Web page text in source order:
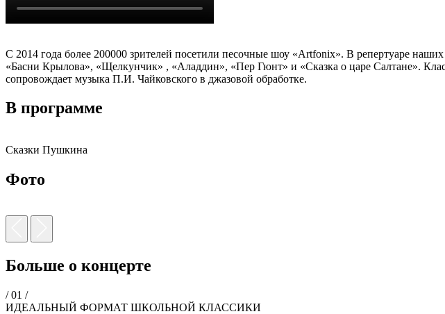
С 2014 года более 200000 зрителей посетили песочные шоу «Artfonix». В репертуаре
«Басни Крылова», «Щелкунчик» , «Аладдин», «Пер Гюнт» и «Сказка о царе Салтане».
сопровождает музыка П.И. Чайковского в джазовой обработке.
В программе
Сказки Пушкина
Фото
Больше о концерте
/ 01 /
ИДЕАЛЬНЫЙ ФОРМАТ ШКОЛЬНОЙ КЛАССИКИ